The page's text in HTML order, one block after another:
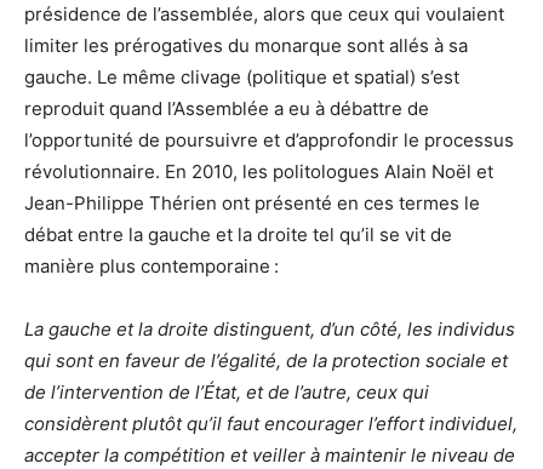
présidence de l’assemblée, alors que ceux qui voulaient
limiter les prérogatives du monarque sont allés à sa
gauche. Le même clivage (politique et spatial) s’est
reproduit quand l’Assemblée a eu à débattre de
l’opportunité de poursuivre et d’approfondir le processus
révolutionnaire. En 2010, les politologues Alain Noël et
Jean-Philippe Thérien ont présenté en ces termes le
débat entre la gauche et la droite tel qu’il se vit de
manière plus contemporaine :
La gauche et la droite distinguent, d’un côté, les individus
qui sont en faveur de l’égalité, de la protection sociale et
de l’intervention de l’État, et de l’autre, ceux qui
considèrent plutôt qu’il faut encourager l’effort individuel,
accepter la compétition et veiller à maintenir le niveau de